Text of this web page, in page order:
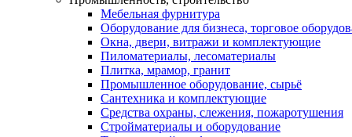
Мебельная фурнитура
Оборудование для бизнеса, торговое
Окна, двери, витражи и комплектующие
Пиломатериалы, лесоматериалы
Плитка, мрамор, гранит
Промышленное оборудование, сырьё
Сантехника и комплектующие
Средства охраны, слежения, пожаротушения
Стройматериалы и оборудование